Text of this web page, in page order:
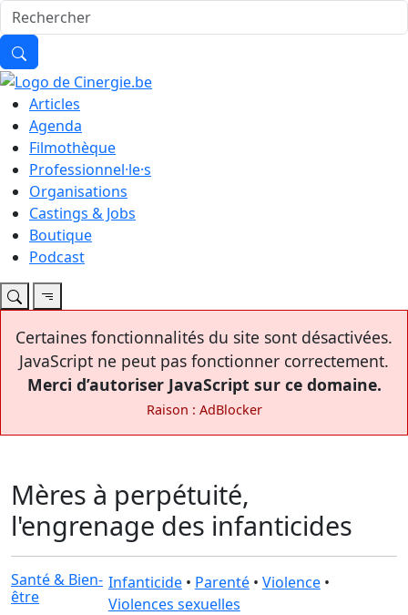
Articles
Agenda
Filmothèque
Professionnel·le·s
Organisations
Castings & Jobs
Boutique
Podcast
Certaines fonctionnalités du site sont désactivées.
JavaScript ne peut pas fonctionner correctement.
Merci d’autoriser JavaScript sur ce domaine.
Raison : AdBlocker
Mères à perpétuité,
l'engrenage des infanticides
Santé & Bien-
être
Infanticide• Parenté• Violence•
Violences sexuelles